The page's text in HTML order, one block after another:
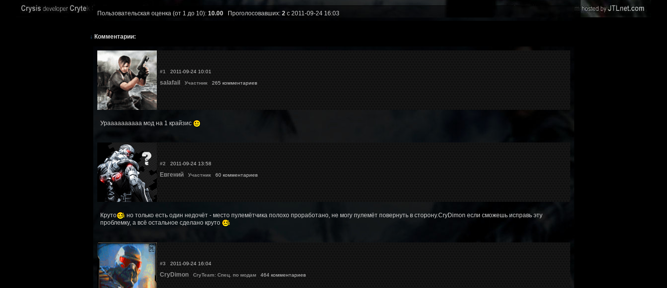
Пользовательская оценка (от 1 до 10): 10.00Проголосовавших: 2 с 2011-09-24 16:03
↓ Комментарии:
#1 2011-09-24 10:01
salafail Участник265 комментариев
Ураааааааааа мод на 1 крайзис
#2 2011-09-24 13:58
Евгений Участник60 комментариев
Круто
но только есть один недочёт - место пулемётчика полохо проработано, не могу пулемёт повернуть в сторону.CryDimon если сможешь исправь эту
проблемку, а всё остальное сделано круто
#3 2011-09-24 16:04
CryDimon CryTeam: Спец. по модам464 комментариев